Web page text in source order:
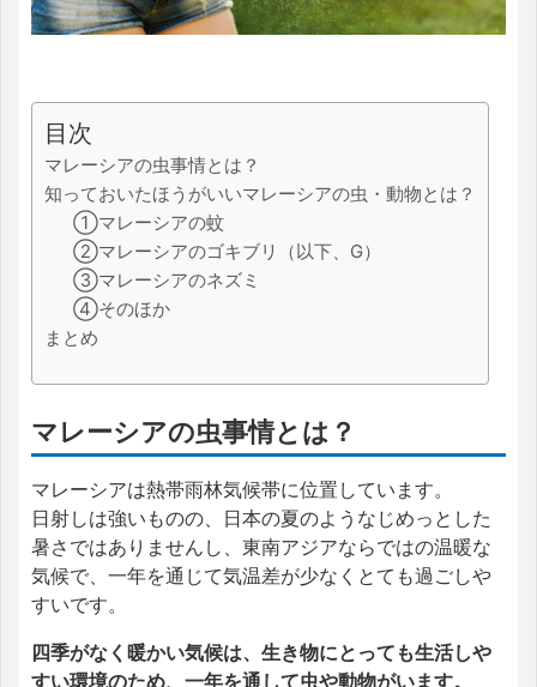
目次
マレーシアの虫事情とは？
知っておいたほうがいいマレーシアの虫・動物とは？
①マレーシアの蚊
②マレーシアのゴキブリ（以下、G）
③マレーシアのネズミ
④そのほか
まとめ
マレーシアの虫事情とは？
マレーシアは熱帯雨林気候帯に位置しています。
日射しは強いものの、日本の夏のようなじめっとした
暑さではありませんし、東南アジアならではの温暖な
気候で、一年を通じて気温差が少なくとても過ごしや
すいです。
四季がなく暖かい気候は、生き物にとっても生活しや
すい環境のため、一年を通して虫や動物がいます。